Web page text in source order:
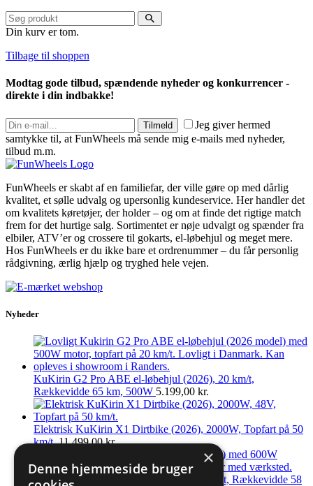
Din kurv er tom.
Tilbage til shoppen
Modtag gode tilbud, spændende nyheder og konkurrencer -
direkte i din indbakke!
Tilmeld
Jeg giver hermed
samtykke til, at FunWheels må sende mig e-mails med nyheder,
tilbud m.m.
FunWheels er skabt af en familiefar, der ville gøre op med dårlig
kvalitet, et sølle udvalg og upersonlig kundeservice. Her handler det
om kvalitets køretøjer, der holder – og om at finde det rigtige match
frem for det hurtige salg. Sortimentet er nøje udvalgt og spænder fra
elbiler, ATV’er og crossere til gokarts, el-løbehjul og meget mere.
Hos FunWheels er du ikke bare et ordrenummer – du får personlig
rådgivning, ærlig hjælp og tryghed hele vejen.
Nyheder
KuKirin G2 Pro ABE el-løbehjul (2026), 20 km/t,
Rækkevidde 65 km, 500W 5.199,00 kr.
Elektrisk KuKirin X1 Dirtbike (2026), 2000W, Topfart på 50
km/t. 11.499,00kr.
KuKirin G2 Pro el-løbehjul (2025), 45 km/t, Rækkevidde 58
×
Denne hjemmeside bruger